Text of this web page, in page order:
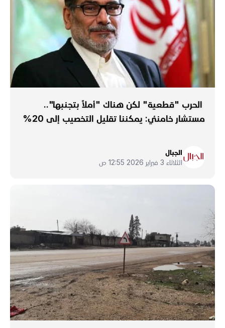
الحرب "قطعية" لكن هناك "أملاً بتجنبها"..
مستشار خامنئي: يمكننا تقليل التخصيب إلى 20%
الجبال
الثلاثاء 3 فبراير 2026 12:55 ص